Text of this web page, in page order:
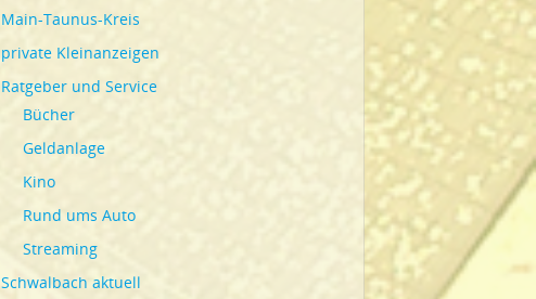
Main-Taunus-Kreis
private Kleinanzeigen
Ratgeber und Service
Bücher
Geldanlage
Kino
Rund ums Auto
Streaming
Schwalbach aktuell